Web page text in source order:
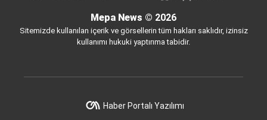
Mepa News © 2026
Sitemizde kullanılan içerik ve görsellerin tüm hakları saklıdır, izinsiz
kullanımı hukuki yaptırıma tabidir.
Haber Portalı Yazılımı